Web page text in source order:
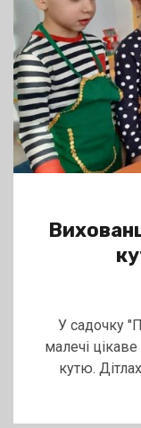
У садочку
малечі
кутю.